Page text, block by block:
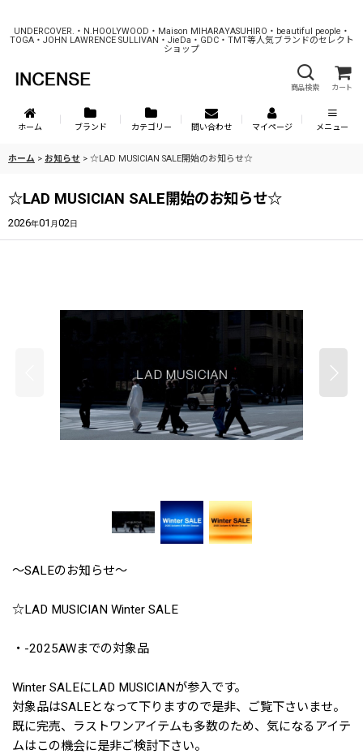
UNDERCOVER.・N.HOOLYWOOD・Maison MIHARAYASUHIRO・beautiful people・
TOGA・JOHN LAWRENCE SULLIVAN・JieDa・GDC・TMT等人気ブランドのセレクト
ショップ
商品検索 カート
ホーム ブランド カテゴリー 問い合わせ マイページ メニュー
ホーム > お知らせ > ☆LAD MUSICIAN SALE開始のお知らせ☆
☆LAD MUSICIAN SALE開始のお知らせ☆
2026年01 月02日
〜SALEのお知らせ〜
☆LAD MUSICIAN Winter SALE
・-2025AWまでの対象品
Winter SALEにLAD MUSICIANが参入です。
対象品はSALEとなって下りますので是非、ご覧下さいませ。
既に完売、ラストワンアイテムも多数のため、気になるアイテ
ムはこの機会に是非ご検討下さい。